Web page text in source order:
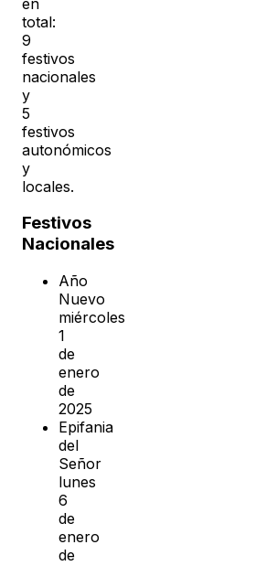
total:
9
festivos
nacionales
y
5
festivos
autonómicos
y
locales.
Festivos
Nacionales
Año
Nuevo
miércoles
1
de
enero
de
2025
Epifania
del
Señor
lunes
6
de
enero
de